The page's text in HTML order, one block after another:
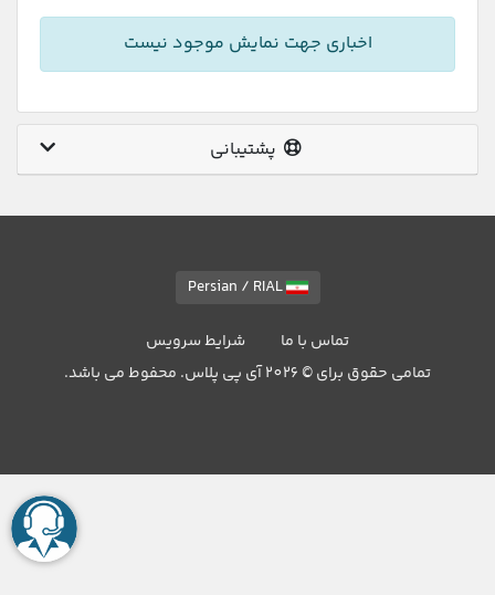
اخباری جهت نمایش موجود نیست
پشتیبانی
Persian / RIAL
تماس با ما
شرایط سرویس
تمامی حقوق برای © 2026 آی پی پلاس. محفوط می باشد.